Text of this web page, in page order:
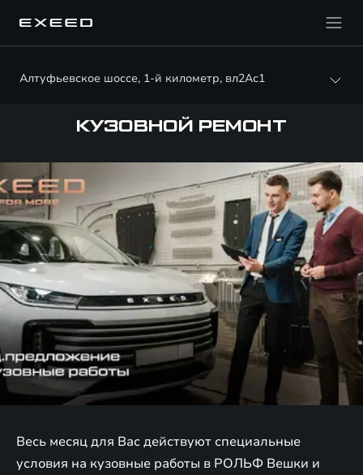
Алтуфьевское шоссе, 1-й километр, вл2Ас1
КУЗОВНОЙ РЕМОНТ
Весь месяц для Вас действуют специальные
условия на кузовные работы в РОЛЬФ Вешки и